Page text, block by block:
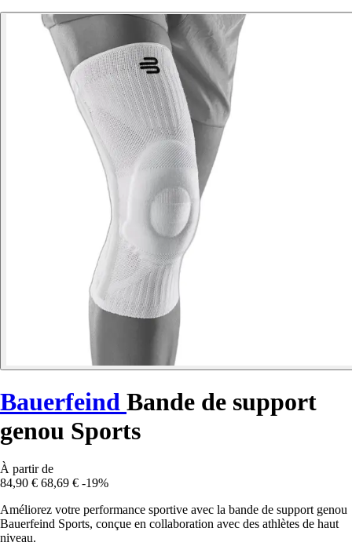
Bauerfeind Bande de support
genou Sports
À partir de
84,90 € 68,69 € -19%
Améliorez votre performance sportive avec la bande de support genou
Bauerfeind Sports, conçue en collaboration avec des athlètes de haut
niveau.